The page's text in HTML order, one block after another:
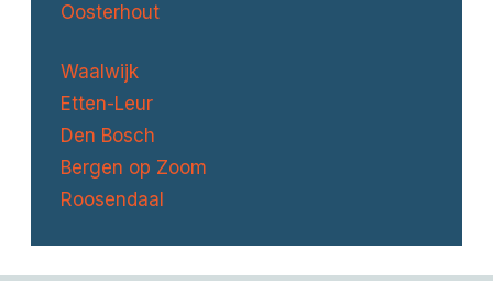
Oosterhout
Waalwijk
Etten-Leur
Den Bosch
Bergen op Zoom
Roosendaal